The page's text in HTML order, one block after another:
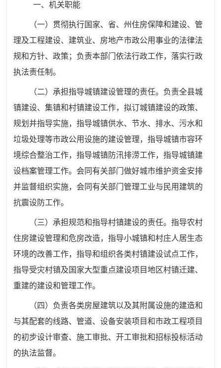
一、机关职能
（一） 贯彻执行国家、省、州住房保障和建设、管
理及工程建设、建筑业、房地产市政公用事业的法律法
规和方针、政策；负责本部门依法行政工作，落实行政
执法责任制。
（二） 承担指导城镇建设管理的责任。负责全县城
镇建设、集镇和村镇建设工作，拟订城镇建设的政策、
规划并指导实施，指导城镇供水、节水、排水、污水和
垃圾处理等市政公用设施的建设管理，指导城镇市容环
境综合整治工作，指导城镇防汛排涝工作，指导城镇建
设档案管理工作。会同有关部门做好城市维护资金安排
并监督组织实施， 会同有关部门管理工业与民用建筑的
抗震设防工作。
（三） 承担规范和指导村镇建设的责任。指导农村
住房建设管理和危房改造，指导小城镇和村庄人居生态
环境的改善工作，指导和组织各类村镇建设试点工作，
指导受灾村镇及国家大型重点建设项目地区村镇迁建、
重建的建设和管理工作。
（四） 负责各类房屋建筑以及其附属设施的建造和
与其配套的线路、管道、设备安装项目和市政工程项目
的初步设计审查、施工审批、开工审批和招标投标活动
的执法监督。